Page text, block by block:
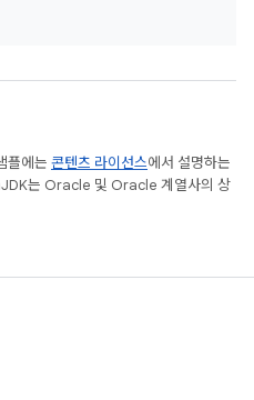
플에는 콘텐츠 라이선스에서 설명하는
는 Oracle 및 Oracle 계열사의 상